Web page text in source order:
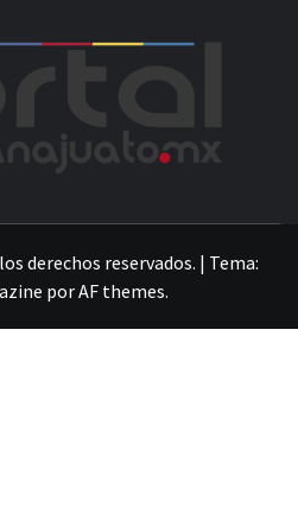
derechos reservados. | Tema:
porAF themes.